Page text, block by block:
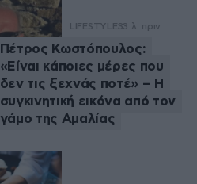
LIFESTYLE33 λ. πριν
Πέτρος Κωστόπουλος:
«Είναι κάποιες μέρες που
δεν τις ξεχνάς ποτέ» – Η
συγκινητική εικόνα από τον
γάμο της Αμαλίας